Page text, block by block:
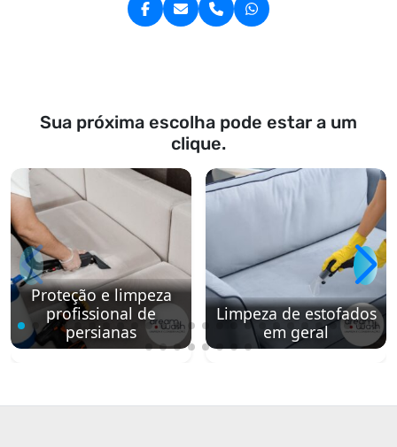
Sua próxima escolha pode estar a um
clique.
Proteção e limpeza
profissional de
persianas
Limpeza de estofados
em geral